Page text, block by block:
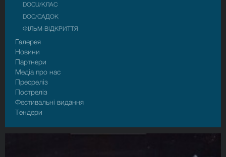
DOCU/КЛАС
DOC/САДОК
ФІЛЬМ-ВІДКРИТТЯ
Галерея
Новини
Партнери
Медіа про нас
Пресрелiз
Пострелiз
Фестивальні видання
Тендери